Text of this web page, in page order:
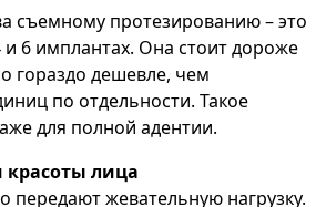
съемному протезированию – это
и 6 имплантах. Она стоит дороже
гораздо дешевле, чем
по отдельности. Такое
для полной адентии.
лица
жевательную нагрузку.